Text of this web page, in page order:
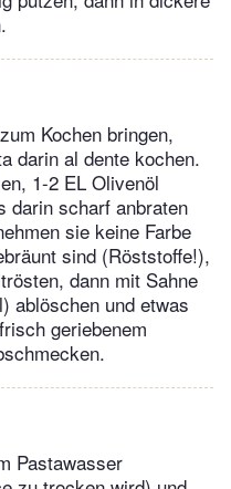
Kochen bringen,
darin al dente kochen.
1-2 EL Olivenöl
darin scharf anbraten
sie keine Farbe
sind (Röststoffe!),
dann mit Sahne
ablöschen und etwas
geriebenem
Pastawasser